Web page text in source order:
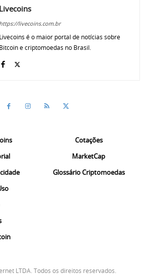
Livecoins
https://livecoins.com.br
Livecoins é o maior portal de notícias sobre
Bitcoin e criptomoedas no Brasil.
Cotações
MarketCap
Glossário Criptomoedas
LTDA. Todos os direitos reservados.